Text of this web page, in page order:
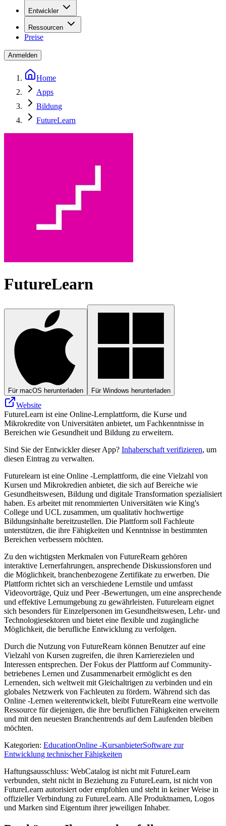
Entwickler
Ressourcen
Preise
Anmelden
Home
Apps
Bildung
FutureLearn
FutureLearn
Für macOS herunterladen Für Windows herunterladen
Website
FutureLearn ist eine Online-Lernplattform, die Kurse und
Mikrokredite von Universitäten anbietet, um Fachkenntnisse in
Bereichen wie Gesundheit und Bildung zu erweitern.
Sind Sie der Entwickler dieser App? Inhaberschaft verifizieren, um
diesen Eintrag zu verwalten.
Futurelearn ist eine Online -Lernplattform, die eine Vielzahl von
Kursen und Mikrokredien anbietet, die sich auf Bereiche wie
Gesundheitswesen, Bildung und digitale Transformation spezialisiert
haben. Es arbeitet mit renommierten Universitäten wie King's
College und UCL zusammen, um qualitativ hochwertige
Bildungsinhalte bereitzustellen. Die Plattform soll Fachleute
unterstützen, die ihre Fähigkeiten und Kenntnisse in bestimmten
Bereichen verbessern möchten.
Zu den wichtigsten Merkmalen von FutureRearn gehören
interaktive Lernerfahrungen, ansprechende Diskussionsforen und
die Möglichkeit, branchenbezogene Zertifikate zu erwerben. Die
Plattform richtet sich an verschiedene Lernstile und umfasst
Videovorträge, Quiz und Peer -Bewertungen, um eine ansprechende
und effektive Lernumgebung zu gewährleisten. Futurelearn eignet
sich besonders für Einzelpersonen im Gesundheitswesen, Lehr- und
Technologiesektoren und bietet eine flexible und zugängliche
Möglichkeit, die berufliche Entwicklung zu verfolgen.
Durch die Nutzung von FutureRearn können Benutzer auf eine
Vielzahl von Kursen zugreifen, die ihren Karrierezielen und
Interessen entsprechen. Der Fokus der Plattform auf Community-
betriebenes Lernen und Zusammenarbeit ermöglicht es den
Lernenden, sich weltweit mit Gleichaltrigen zu verbinden und ein
globales Netzwerk von Fachleuten zu fördern. Während sich das
Online -Lernen weiterentwickelt, bleibt FutureRearn eine wertvolle
Ressource für diejenigen, die ihre beruflichen Fähigkeiten erweitern
und mit den neuesten Branchentrends auf dem Laufenden bleiben
möchten.
Kategorien: EducationOnline -KursanbieterSoftware zur
Entwicklung technischer Fähigkeiten
Haftungsausschluss: WebCatalog ist nicht mit FutureLearn
verbunden, steht nicht in Beziehung zu FutureLearn, ist nicht von
FutureLearn autorisiert oder empfohlen und steht in keiner Weise in
offizieller Verbindung zu FutureLearn. Alle Produktnamen, Logos
und Marken sind Eigentum ihrer jeweiligen Inhaber.